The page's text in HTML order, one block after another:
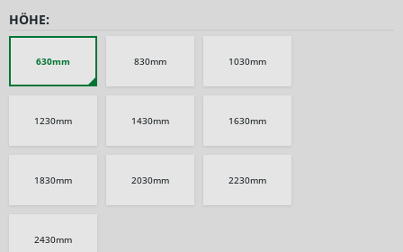
HÖHE:
630mm 830mm 1030mm
1230mm 1430mm 1630mm
1830mm 2030mm 2230mm
2430mm